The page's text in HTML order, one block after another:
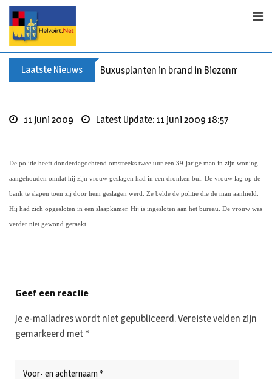
Skip
content
Laatste Nieuws Buxusplanten in brand in Biezenmortel,
11 juni 2009 Latest Update: 11 juni 2009 18:57
De politie heeft donderdagochtend omstreeks twee uur een 39-jarige man in zijn woning
aangehouden omdat hij zijn vrouw geslagen had in een dronken bui. De vrouw lag op de
bank te slapen toen zij door hem geslagen werd. Ze belde de politie die de man aanhield.
Hij had zich opgesloten in een slaapkamer. Hij is ingesloten aan het bureau. De vrouw was
verder niet gewond geraakt.
Geef een reactie
Je e-mailadres wordt niet gepubliceerd.Vereiste velden zijn
gemarkeerd met *